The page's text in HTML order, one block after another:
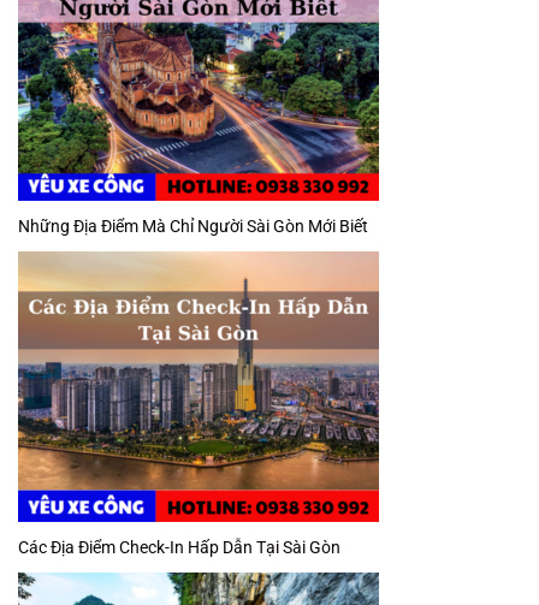
Những Địa Điểm Mà Chỉ Người Sài Gòn Mới Biết
Các Địa Điểm Check-In Hấp Dẫn Tại Sài Gòn